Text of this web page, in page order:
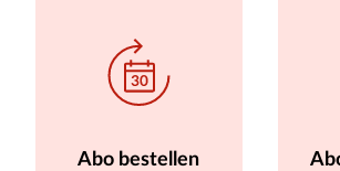
Abo bestellen